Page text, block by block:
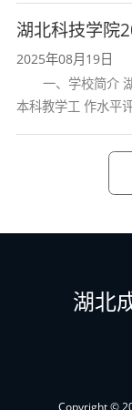
微信二维码
学校、全国普通
湖北科技学院
2025年08月19日
一、学校简介 湖北科技学院是湖北省属普通本科院校、教育部
本科教学工 作水平
湖北
Copyright ©